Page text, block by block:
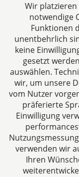
CTC LEGAL
Aachen
Jülicher Straße 215
52070 Aachen
Deutschland
Tel: +49 241
Fax: +49 241
E-Mail:
Wir
notwendige
Funktionen
unentbehrlich
keine
gesetzt
auswählen.
wir, um unsere
vom Nutzer
präferierte
Einwilligung
verwenden wir
Ihren